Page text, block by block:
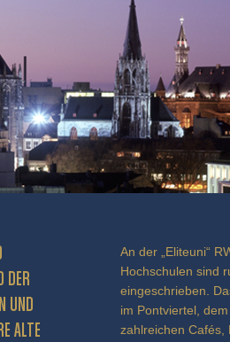
P
BE
KA
An der „Eliteuni“
Hochschulen sind
eingeschrieben.
im Pontviertel,
zahlreichen Cafés,